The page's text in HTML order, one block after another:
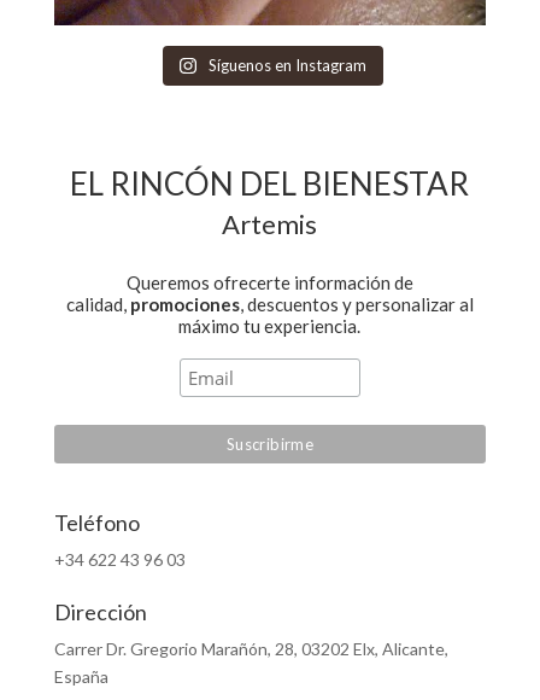
Síguenos en Instagram
EL RINCÓN DEL BIENESTAR
Artemis
Queremos ofrecerte información de
calidad, promociones, descuentos y personalizar al
máximo tu experiencia.
Teléfono
+34 622 43 96 03
Dirección
Carrer Dr. Gregorio Marañón, 28, 03202 Elx, Alicante,
España